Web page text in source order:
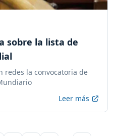
sobre la lista de
redes la convocatoria de
Leer más